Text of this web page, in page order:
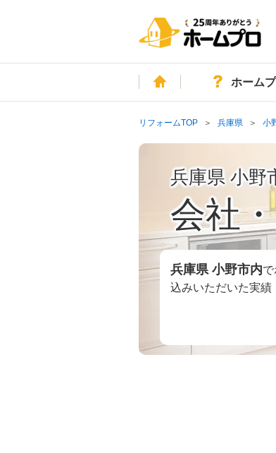
ホームホーム
リフォームTOP 兵庫県 小
兵庫県 小野
会社
兵庫県 小野市内
込みいただいた実績